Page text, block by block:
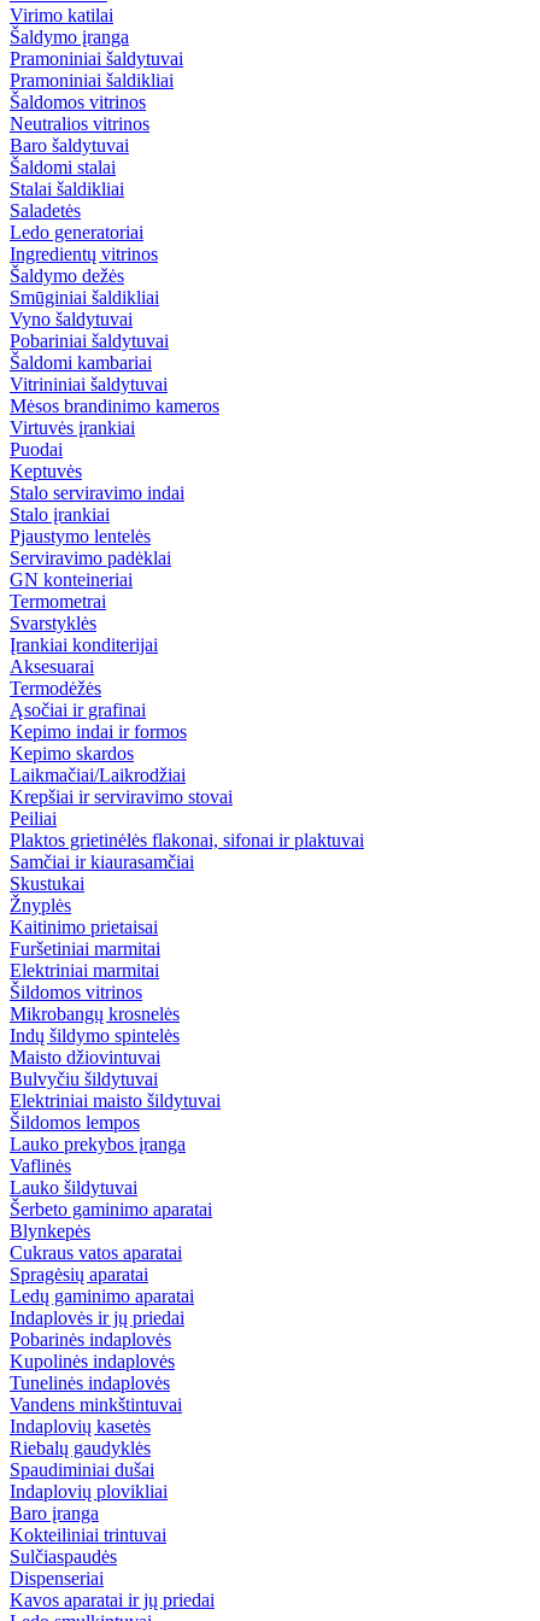
Virimo katilai
Šaldymo įranga
Pramoniniai šaldytuvai
Pramoniniai šaldikliai
Šaldomos vitrinos
Neutralios vitrinos
Baro šaldytuvai
Šaldomi stalai
Stalai šaldikliai
Saladetės
Ledo generatoriai
Ingredientų vitrinos
Šaldymo dežės
Smūginiai šaldikliai
Vyno šaldytuvai
Pobariniai šaldytuvai
Šaldomi kambariai
Vitrininiai šaldytuvai
Mėsos brandinimo kameros
Virtuvės įrankiai
Puodai
Keptuvės
Stalo serviravimo indai
Stalo įrankiai
Pjaustymo lentelės
Serviravimo padėklai
GN konteineriai
Termometrai
Svarstyklės
Įrankiai konditerijai
Aksesuarai
Termodėžės
Ąsočiai ir grafinai
Kepimo indai ir formos
Kepimo skardos
Laikmačiai/Laikrodžiai
Krepšiai ir serviravimo stovai
Peiliai
Plaktos grietinėlės flakonai, sifonai ir plaktuvai
Samčiai ir kiaurasamčiai
Skustukai
Žnyplės
Kaitinimo prietaisai
Furšetiniai marmitai
Elektriniai marmitai
Šildomos vitrinos
Mikrobangų krosnelės
Indų šildymo spintelės
Maisto džiovintuvai
Bulvyčiu šildytuvai
Elektriniai maisto šildytuvai
Šildomos lempos
Lauko prekybos įranga
Vaflinės
Lauko šildytuvai
Šerbeto gaminimo aparatai
Blynkepės
Cukraus vatos aparatai
Spragėsių aparatai
Ledų gaminimo aparatai
Indaplovės ir jų priedai
Pobarinės indaplovės
Kupolinės indaplovės
Tunelinės indaplovės
Vandens minkštintuvai
Indaplovių kasetės
Riebalų gaudyklės
Spaudiminiai dušai
Indaplovių plovikliai
Baro įranga
Kokteiliniai trintuvai
Sulčiaspaudės
Dispenseriai
Kavos aparatai ir jų priedai